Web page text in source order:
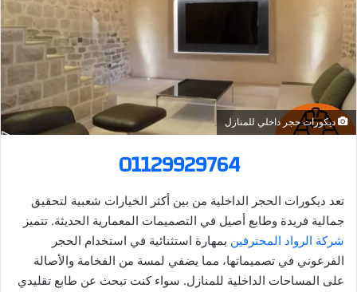
ا
ل
ك
ت
ي
ا
ديكورات حجر داخلي للمنازل
01129929764
تعد ديكورات الحجر الداخلية من بين أكثر الخيارات شعبية لتحقيق
جمالية فريدة وطابع أصيل في التصميمات المعمارية الحديثة. تتميز
شركة الرواد المحترفين بمهارة استثنائية في استخدام الحجر
الفرعوني في تصميماتها، مما يضفي لمسة من الفخامة والأصالة
على المساحات الداخلية للمنازل. سواء كنت تبحث عن طابع تقليدي